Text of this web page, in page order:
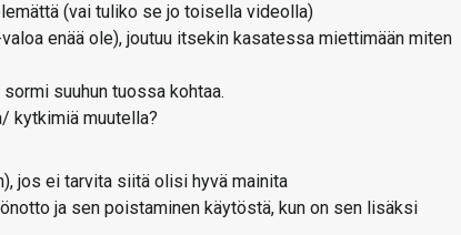
(vai tuliko se jo toisella videolla)
enää ole), joutuu itsekin kasatessa miettimään miten
suuhun tuossa kohtaa.
kytkimiä muutella?
jos ei tarvita siitä olisi hyvä mainita
ja sen poistaminen käytöstä, kun on sen lisäksi